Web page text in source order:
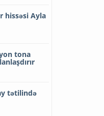
hissəsi Ayla
tona
tətilində